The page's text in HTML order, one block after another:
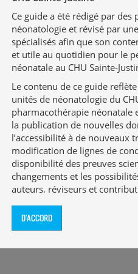
en néonatologie
Sources
Retour à la page
À propos de cette page
Mise à jour le 6 mai 2021
Créée le 17 octobre 2016
Ce guide a été rédigé par
néonatologie et révisé par
spécialisés afin que son
et utile au quotidien pour le
néonatale au CHU Sainte-
Le contenu de ce guide
unités de néonatologie du
pharmacothérapie néonatale
la publication de nouvelles
l’accessibilité à de nouveaux
modification de lignes de
disponibilité des preuves
changements et les
auteurs, réviseurs et
guide soit exacte, complète et
Ce guide a été développé
du CHU Sainte-Justine, un
D'ACCORD